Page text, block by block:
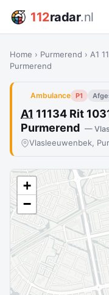
112radar.nl
Home › Purmerend › A1
Purmerend
Ambulance P1
A1 11134 Rit
Purmerend —
Vlasleeuwenbek,
+
−